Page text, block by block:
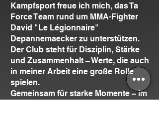
Kampfsport freue ich mich, das Ta
Force Team rund um MMA-Fighter
David "Le Légionnaire"
Depannemaecker zu unterstützen.
Der Club steht für Disziplin, Stärke
und Zusammenhalt – Werte, die auch
in meiner Arbeit eine große Rolle
spielen.
Gemeinsam für starke Momente – im